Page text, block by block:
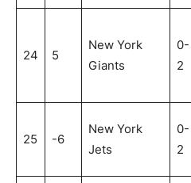
24 5
New York
Giants
0-
2
25 -6
New York
Jets
0-
2